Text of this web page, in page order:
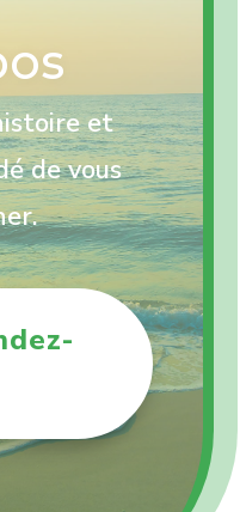
et
de vous